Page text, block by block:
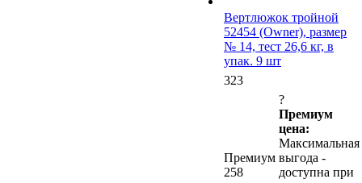
Вертлюжок тройной
52454 (Owner), размер
№ 14, тест 26,6 кг, в
упак. 9 шт
323
Премиум
258
?
Премиум
цена:
Максимальная
выгода -
доступна при